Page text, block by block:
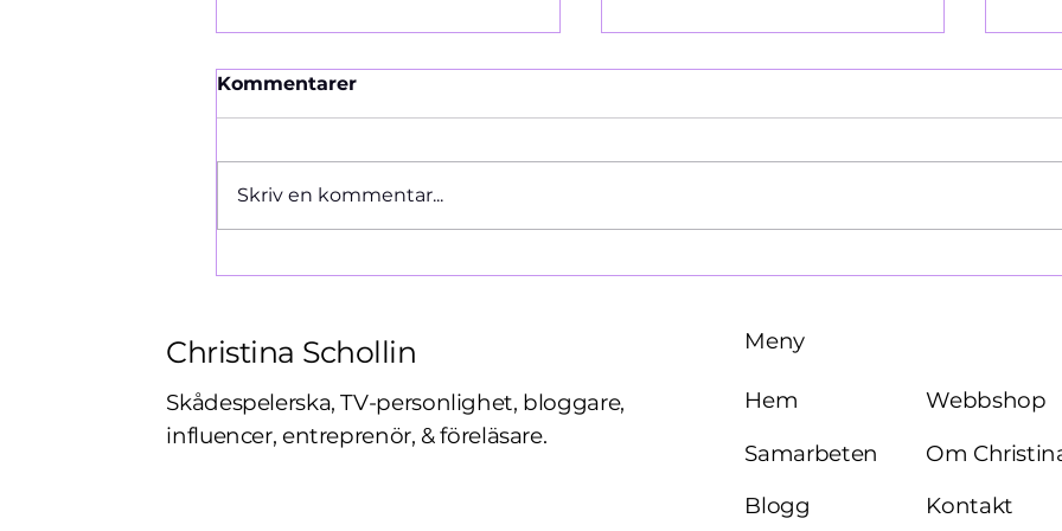
Kommentarer
Skriv en kommentar...
Christina Schollin
Skådespelerska, TV-personlighet, bloggare,
influencer, entreprenör, & föreläsare.
Meny
Hem
Samarbeten
Blogg
Webbshop
Om
Kontakt